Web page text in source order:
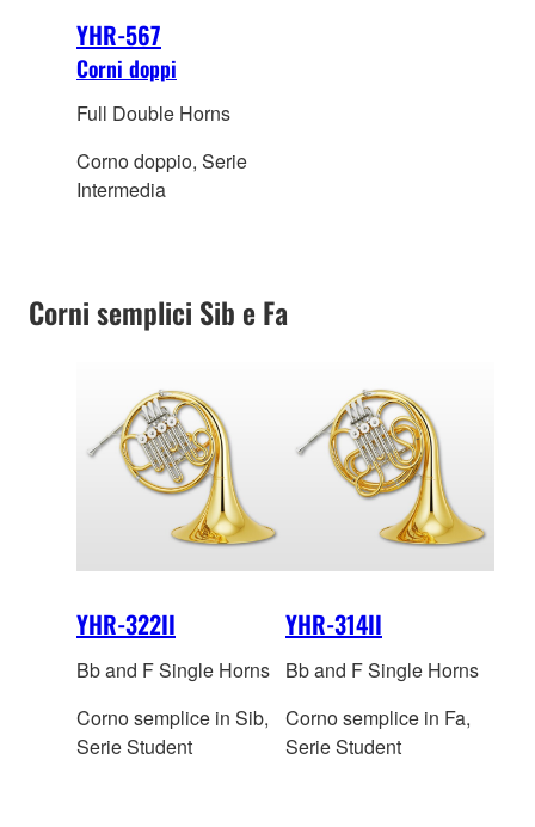
YHR-567
Corni doppi
Full Double Horns
Corno doppio, Serie
Intermedia
Corni semplici Sib e Fa
YHR-322II
Bb and F Single Horns
Corno semplice in Sib,
Serie Student
YHR-314II
Bb and F Single Horns
Corno semplice in Fa,
Serie Student